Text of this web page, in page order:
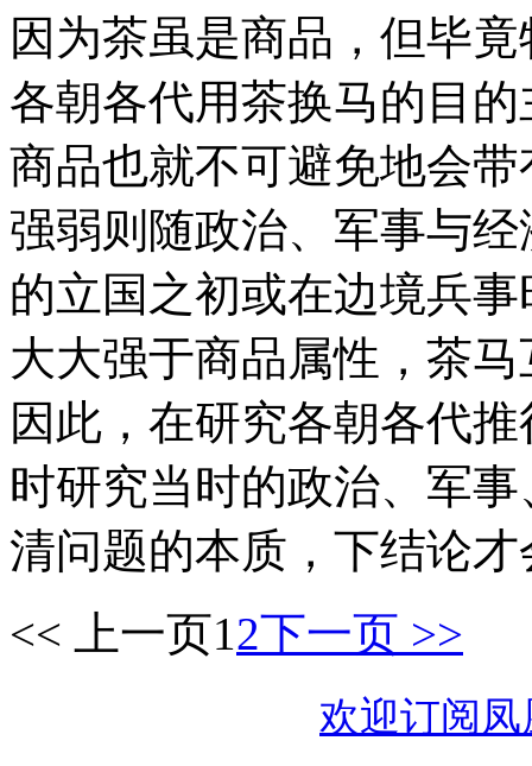
因为茶虽是商品，但毕
各朝各代用茶换马的目
商品也就不可避免地会
强弱则随政治、军事与
的立国之初或在边境兵
大大强于商品属性，茶
因此，在研究各朝各代
时研究当时的政治、军
清问题的本质，下结论
<< 上一页12下一页 >>
欢迎订阅